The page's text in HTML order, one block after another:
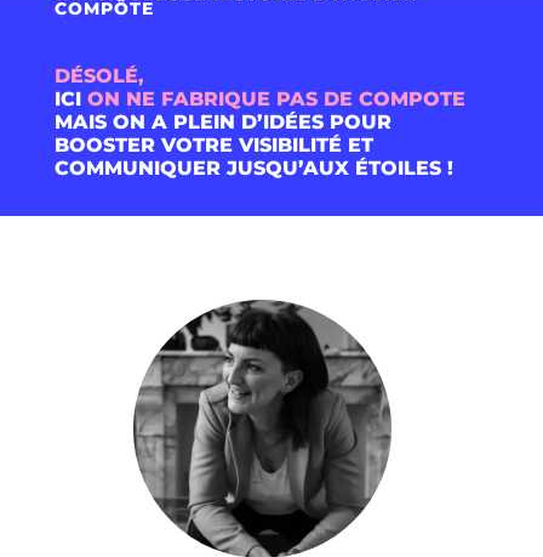
COMPÖTE
DÉSOLÉ,
ICI ON NE FABRIQUE PAS DE COMPOTE
MAIS ON A PLEIN D’IDÉES POUR
BOOSTER VOTRE VISIBILITÉ ET
COMMUNIQUER JUSQU’AUX ÉTOILES !